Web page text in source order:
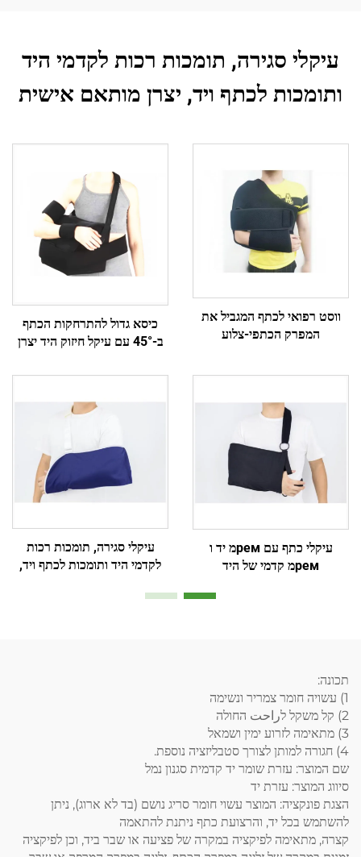
עיקלי סגירה, תומכות רכות לקדמי היד
ותומכות לכתף ויד, יצרן מותאם אישית
ווסט רפואי לכתף המגביל את
המפרק הכתפי-צלוע
כיסא גדול להתרחקות הכתף
ב-45° עם עיקל חיזוק היד יצרן
עיקלי כתף עם ремמ יד ו
ремמ קדמי של היד
עיקלי סגירה, תומכות רכות
לקדמי היד ותומכות לכתף ויד,
תכונה:
1) עשויה חומר צמריר ונשימה
2) קל משקל לراحت החולה
3) מתאימה לזרוע ימין ושמאל
4) חגורה למותן לצורך סטבליזציה נוספת.
שם המוצר: עזרת שומר יד קדמית סגנון נמל
סיווג המוצר: עזרת יד
הצגת פונקציה: המוצר עשוי חומר סריג נושם (בד לא ארוג), ניתן
להשתמש בכל יד, והרצועת כתף ניתנת להתאמה
קצרה, מתאימה לפיקציה במקרה של פציעה או שבר ביד, וכן לפיקציה